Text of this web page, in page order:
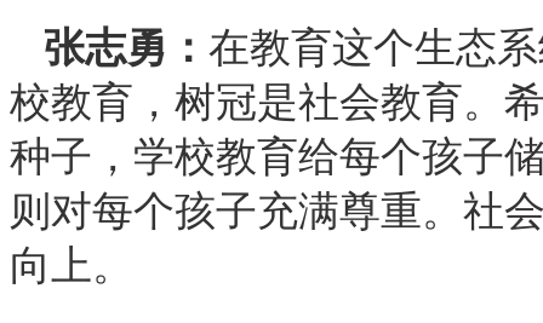
张志勇： 在教育这个生态
校教育，树冠是社会教育。
种子，学校教育给每个孩子
则对每个孩子充满尊重。社
向上。